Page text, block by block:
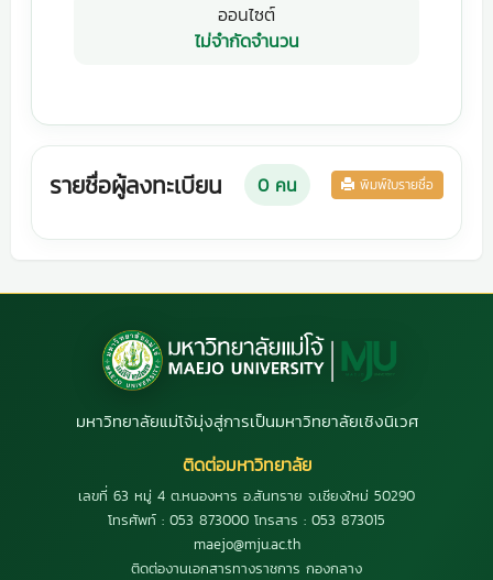
ออนไซต์
ไม่จำกัดจำนวน
รายชื่อผู้ลงทะเบียน 0คน พิมพ์ใบรายชื่อ
มหาวิทยาลัยแม่โจ้มุ่งสู่การเป็นมหาวิทยาลัยเชิงนิเวศ
ติดต่อมหาวิทยาลัย
เลขที่ 63 หมู่ 4 ต.หนองหาร อ.สันทราย จ.เชียงใหม่ 50290
โทรศัพท์ : 053 873000 โทรสาร : 053 873015
maejo@mju.ac.th
ติดต่องานเอกสารทางราชการ กองกลาง